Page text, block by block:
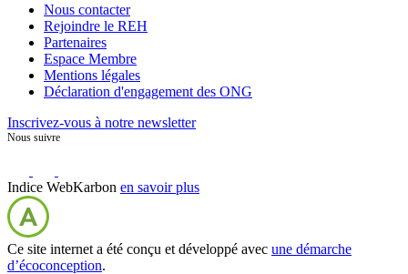
Nous contacter
Rejoindre le REH
Partenaires
Espace Membre
Mentions légales
Déclaration d'engagement des ONG
Inscrivez-vous à notre newsletter
Nous suivre
Indice WebKarbon en savoir plus
Ce site internet a été conçu et développé avec une démarche
d’écoconception.